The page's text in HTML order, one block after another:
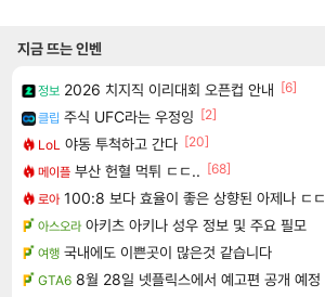
지금 뜨는 인벤
정보 2026 치지직 이리대회 오픈컵 안내 [6]
클립 주식 UFC라는 우정잉 [2]
LoL 야동 투척하고 간다 [20]
메이플 부산 헌혈 먹튀 ㄷㄷ.. [68]
로아 100:8 보다 효율이 좋은 상향된 아제나 ㄷㄷ
아스오라 아키츠 아키나 성우 정보 및 주요 필모
여행 국내에도 이쁜곳이 많은것 같습니다
GTA6 8월 28일 넷플릭스에서 예고편 공개 예정